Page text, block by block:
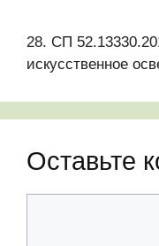
28. СП
искусственное
Оставьте